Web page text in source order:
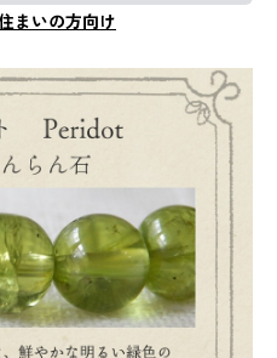
まいの方向け